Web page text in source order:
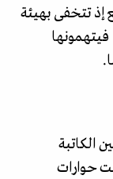
تتخفى بهيئة
الكاتبة
حوارات